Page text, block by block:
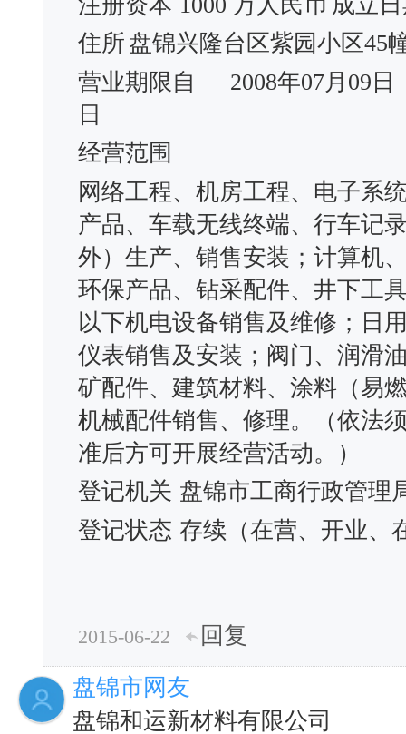
住所 盘锦兴隆台区紫园小区45
营业期限自
2008年07月09日
日
经营范围
网络工程、机房工程、电子系
产品、车载无线终端、行车记
外）生产、销售安装；计算机
环保产品、钻采配件、井下工
以下机电设备销售及维修；日
仪表销售及安装；阀门、润滑
矿配件、建筑材料、涂料（易
机械配件销售、修理。（依法
准后方可开展经营活动。）
登记机关 盘锦市工商行政管理
登记状态 存续（在营、开业、
2015-06-22
回复
盘锦市网友
盘锦和运新材料有限公司